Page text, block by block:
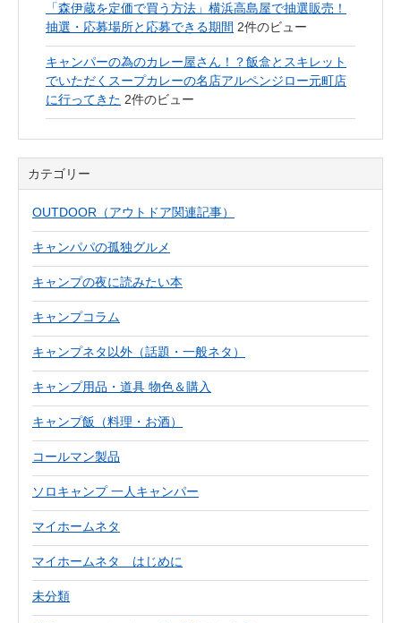
「森伊蔵を定価で買う方法」横浜高島屋で抽選販売！
抽選・応募場所と応募できる期間 2件のビュー
キャンパーの為のカレー屋さん！？飯盒とスキレット
でいただくスープカレーの名店アルペンジロー元町店
に行ってきた 2件のビュー
カテゴリー
OUTDOOR（アウトドア関連記事）
キャンパパの孤独グルメ
キャンプの夜に読みたい本
キャンプコラム
キャンプネタ以外（話題・一般ネタ）
キャンプ用品・道具 物色＆購入
キャンプ飯（料理・お酒）
コールマン製品
ソロキャンプ 一人キャンパー
マイホームネタ
マイホームネタ はじめに
未分類